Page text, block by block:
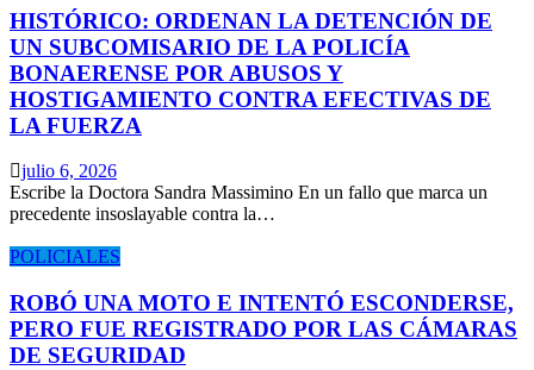
HISTÓRICO: ORDENAN LA DETENCIÓN DE
UN SUBCOMISARIO DE LA POLICÍA
BONAERENSE POR ABUSOS Y
HOSTIGAMIENTO CONTRA EFECTIVAS DE
LA FUERZA
julio 6, 2026
Escribe la Doctora Sandra Massimino En un fallo que marca un
precedente insoslayable contra la…
POLICIALES
ROBÓ UNA MOTO E INTENTÓ ESCONDERSE,
PERO FUE REGISTRADO POR LAS CÁMARAS
DE SEGURIDAD